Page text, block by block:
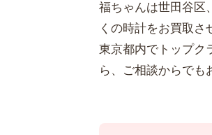
福ちゃんは世田谷区
くの時計をお買取さ
東京都内でトップク
ら、ご相談からでも